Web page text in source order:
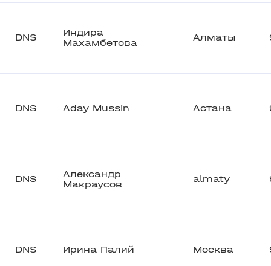
DNS
Индира
Махамбетова
Алматы
DNS Aday Mussin Астана
DNS
Александр
Макраусов
almaty
DNS Ирина Палий Москва